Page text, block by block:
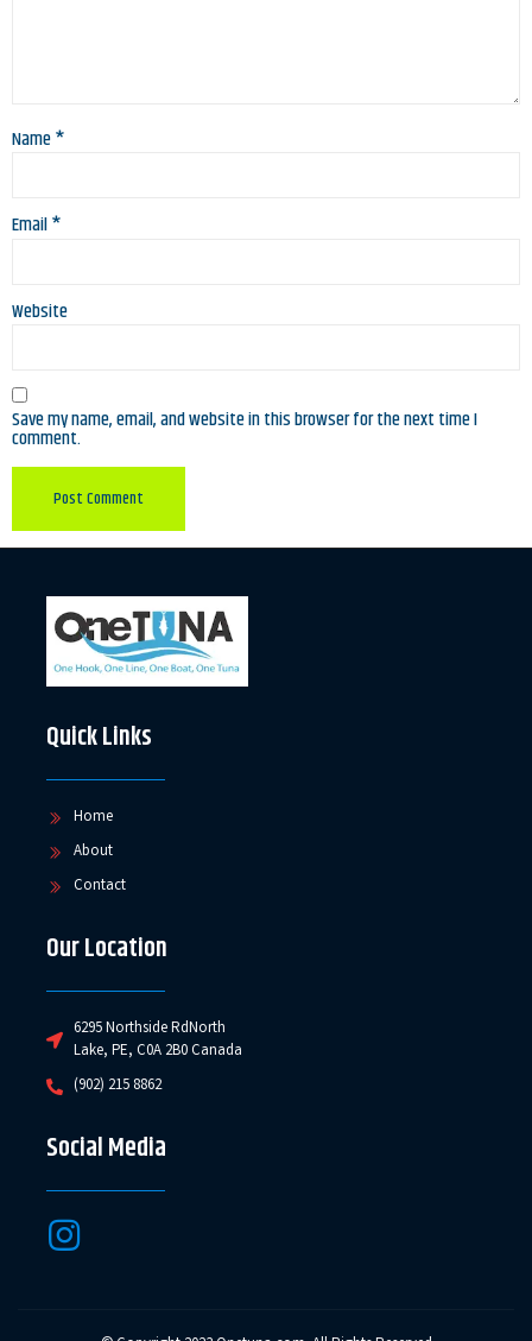
Name*
Email*
Website
Save my name, email, and website in this browser for the next time I
comment.
Quick Links
Home
About
Contact
Our Location
6295 Northside RdNorth
Lake, PE, C0A 2B0 Canada
(902) 215 8862
Social Media